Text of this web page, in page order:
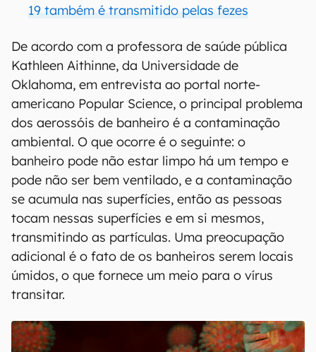
19 também é transmitido pelas fezes
De acordo com a professora de saúde pública
Kathleen Aithinne, da Universidade de
Oklahoma, em entrevista ao portal norte-
americano Popular Science, o principal problema
dos aerossóis de banheiro é a contaminação
ambiental. O que ocorre é o seguinte: o
banheiro pode não estar limpo há um tempo e
pode não ser bem ventilado, e a contaminação
se acumula nas superfícies, então as pessoas
tocam nessas superfícies e em si mesmos,
transmitindo as partículas. Uma preocupação
adicional é o fato de os banheiros serem locais
úmidos, o que fornece um meio para o vírus
transitar.